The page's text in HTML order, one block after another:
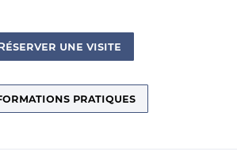
une visite
pratiques